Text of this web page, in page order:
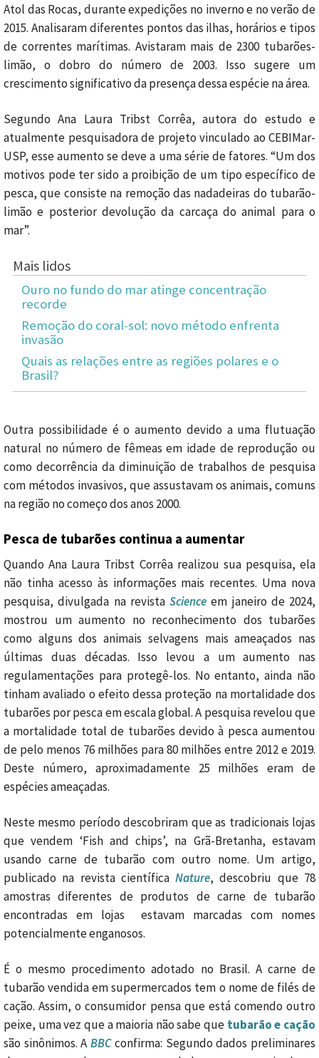
Atol das Rocas, durante expedições no inverno e no verão de
2015. Analisaram diferentes pontos das ilhas, horários e tipos
de correntes marítimas. Avistaram mais de 2300 tubarões-
limão, o dobro do número de 2003. Isso sugere um
crescimento significativo da presença dessa espécie na área.
Segundo Ana Laura Tribst Corrêa, autora do estudo e
atualmente pesquisadora de projeto vinculado ao CEBIMar-
USP, esse aumento se deve a uma série de fatores. “Um dos
motivos pode ter sido a proibição de um tipo específico de
pesca, que consiste na remoção das nadadeiras do tubarão-
limão e posterior devolução da carcaça do animal para o
mar”.
Mais lidos
Ouro no fundo do mar atinge concentração
recorde
Remoção do coral-sol: novo método enfrenta
invasão
Quais as relações entre as regiões polares e o
Brasil?
Outra possibilidade é o aumento devido a uma flutuação
natural no número de fêmeas em idade de reprodução ou
como decorrência da diminuição de trabalhos de pesquisa
com métodos invasivos, que assustavam os animais, comuns
na região no começo dos anos 2000.
Pesca de tubarões continua a aumentar
Quando Ana Laura Tribst Corrêa realizou sua pesquisa, ela
não tinha acesso às informações mais recentes. Uma nova
pesquisa, divulgada na revista Science em janeiro de 2024,
mostrou um aumento no reconhecimento dos tubarões
como alguns dos animais selvagens mais ameaçados nas
últimas duas décadas. Isso levou a um aumento nas
regulamentações para protegê-los. No entanto, ainda não
tinham avaliado o efeito dessa proteção na mortalidade dos
tubarões por pesca em escala global. A pesquisa revelou que
a mortalidade total de tubarões devido à pesca aumentou
de pelo menos 76 milhões para 80 milhões entre 2012 e 2019.
Deste número, aproximadamente 25 milhões eram de
espécies ameaçadas.
Neste mesmo período descobriram que as tradicionais lojas
que vendem ‘Fish and chips’, na Grã-Bretanha, estavam
usando carne de tubarão com outro nome. Um artigo,
publicado na revista científicaNature, descobriu que 78
amostras diferentes de produtos de carne de tubarão
encontradas em lojas estavam marcadas com nomes
potencialmente enganosos.
É o mesmo procedimento adotado no Brasil. A carne de
tubarão vendida em supermercados tem o nome de filés de
cação. Assim, o consumidor pensa que está comendo outro
peixe, uma vez que a maioria não sabe que tubarão e cação
são sinônimos. A BBCconfirma: Segundo dados preliminares